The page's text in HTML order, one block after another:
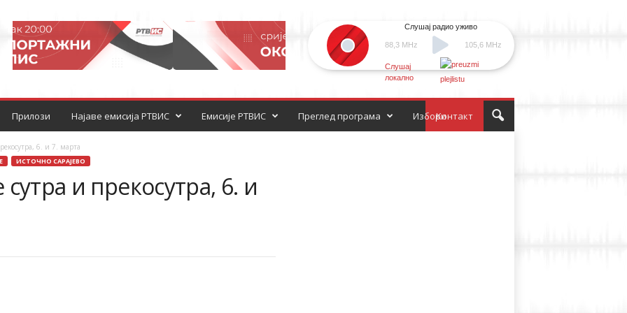
88,3 MHz
Слушај радио уживо
105,6 MHz
Слушај
локално
Прилози Најаве емисија РТВИС Емисије РТВИС Контакт
Преглед програма Избори
6. и 7. марта
ИСТОЧНО САРАЈЕВО
и прекосутра, 6. и